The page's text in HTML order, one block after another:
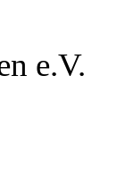
e.V.